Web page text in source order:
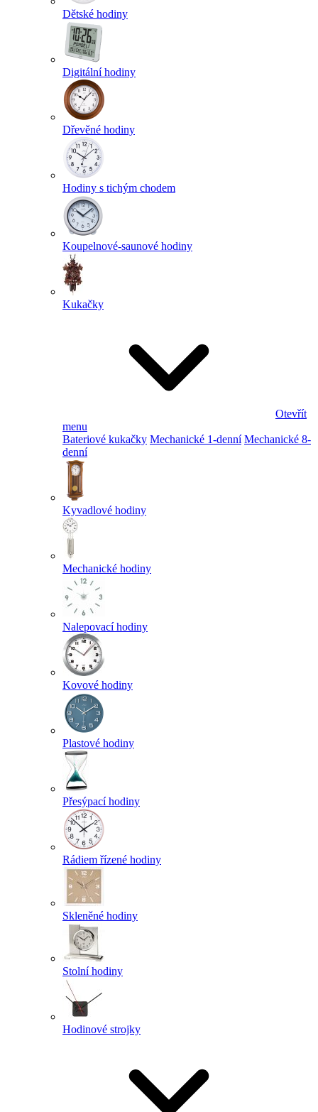
Dětské hodiny
Digitální hodiny
Dřevěné hodiny
Hodiny s tichým chodem
Koupelnové-saunové hodiny
Kukačky
Otevřít
menu
Bateriové kukačky Mechanické 1-denní Mechanické 8-
denní
Kyvadlové hodiny
Mechanické hodiny
Nalepovací hodiny
Kovové hodiny
Plastové hodiny
Přesýpací hodiny
Rádiem řízené hodiny
Skleněné hodiny
Stolní hodiny
Hodinové strojky